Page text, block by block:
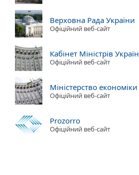
Верховна Рада України
Офіційний веб-сайт
Кабінет Міністрів
Офіційний веб-сайт
Міністерство
Офіційний веб-сайт
Prozorro
Офіційний веб-сайт